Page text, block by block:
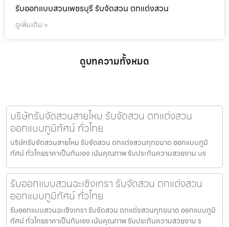
รับออกแบบสวนเพชรบุรี รับจัดสวน ตกแต่งสวน
ดูเพิ่มเติม »
ดูบทความทั้งหมด
บริษัทรับจัดสวนสายไหม รับจัดสวน ตกแต่งสวน
ออกแบบภูมิทัศน์ ทั่วไทย
บริษัทรับจัดสวนสายไหม รับจัดสวน ตกแต่งสวนทุกขนาด ออกแบบภูมิ
ทัศน์ ทั่วไทยราคาเป็นกันเอง เน้นคุณภาพ รับประกันความสวยงาม บร
รับออกแบบสวนฉะเชิงเทรา รับจัดสวน ตกแต่งสวน
ออกแบบภูมิทัศน์ ทั่วไทย
รับออกแบบสวนฉะเชิงเทรา รับจัดสวน ตกแต่งสวนทุกขนาด ออกแบบภูมิ
ทัศน์ ทั่วไทยราคาเป็นกันเอง เน้นคุณภาพ รับประกันความสวยงาม ร